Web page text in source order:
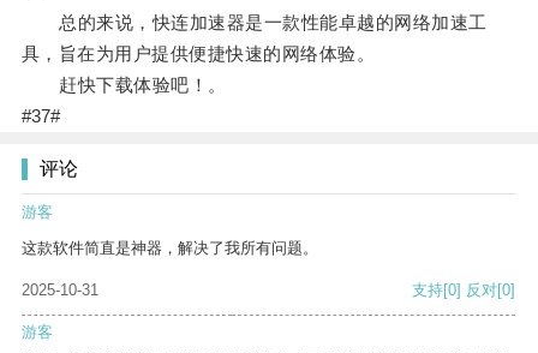
总的来说，快连加速器是一款性能卓越的网络加速工
具，旨在为用户提供便捷快速的网络体验。
赶快下载体验吧！。
#37#
评论
游客
这款软件简直是神器，解决了我所有问题。
2025-10-31 支持[0] 反对[0]
游客